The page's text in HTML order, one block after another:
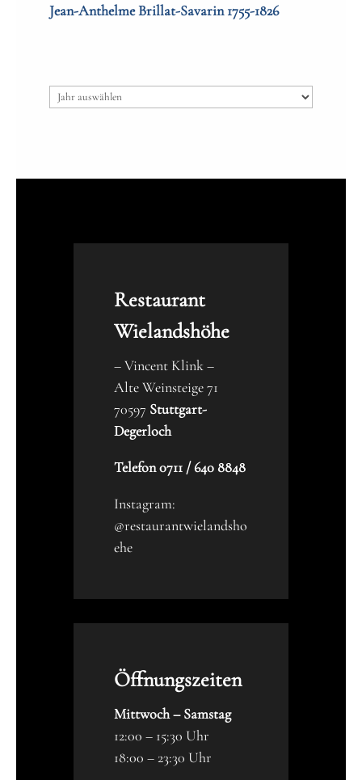
Jean-Anthelme Brillat-Savarin 1755-1826
Archiv
Restaurant
Wielandshöhe
– Vincent Klink –
Alte Weinsteige 71
70597 Stuttgart-
Degerloch
Telefon 0711 / 640 8848
Instagram:
@restaurantwielandsho
ehe
Öffnungszeiten
Mittwoch – Samstag
12:00 – 15:30 Uhr
18:00 – 23:30 Uhr